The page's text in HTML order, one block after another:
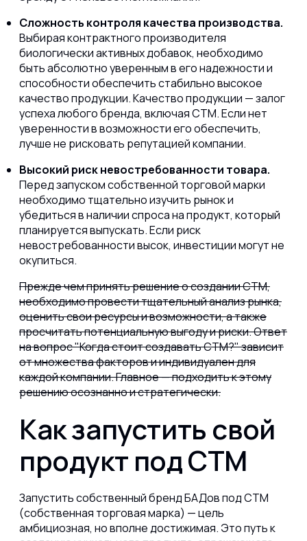
Сложность контроля качества производства.
Выбирая контрактного производителя
биологически активных добавок, необходимо
быть абсолютно уверенным в его надежности и
способности обеспечить стабильно высокое
качество продукции. Качество продукции — залог
успеха любого бренда, включая СТМ. Если нет
уверенности в возможности его обеспечить,
лучше не рисковать репутацией компании.
Высокий риск невостребованности товара.
Перед запуском собственной торговой марки
необходимо тщательно изучить рынок и
убедиться в наличии спроса на продукт, который
планируется выпускать. Если риск
невостребованности высок, инвестиции могут не
окупиться.
Прежде чем принять решение о создании СТМ,
необходимо провести тщательный анализ рынка,
оценить свои ресурсы и возможности, а также
просчитать потенциальную выгоду и риски. Ответ
на вопрос "Когда стоит создавать СТМ?" зависит
от множества факторов и индивидуален для
каждой компании. Главное — подходить к этому
решению осознанно и стратегически.
Как запустить свой
продукт под СТМ
Запустить собственный бренд БАДов под СТМ
(собственная торговая марка) — цель
амбициозная, но вполне достижимая. Это путь к